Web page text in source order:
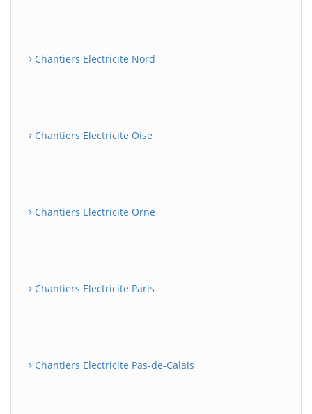
Chantiers Electricite Nord
Chantiers Electricite Oise
Chantiers Electricite Orne
Chantiers Electricite Paris
Chantiers Electricite Pas-de-Calais